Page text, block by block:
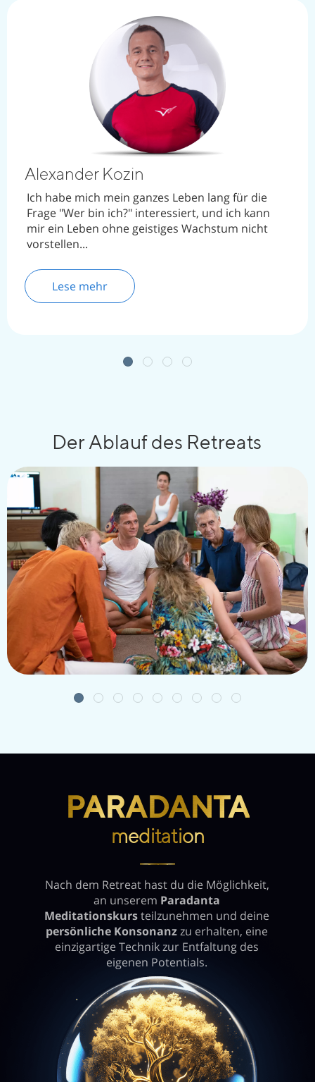
Anna Sokol
Seit meiner Kindheit habe ich eine sehr
konzentrierte Lebenserfahrung gesammelt...
Der Ablauf des Retreats
PARADANTA
meditation
────
Nach dem Retreat hast du die Möglichkeit,
an unserem Paradanta
Meditationskursteilzunehmen und deine
persönliche Konsonanzzu erhalten, eine
einzigartige Technik zur Entfaltung des
eigenen Potentials.